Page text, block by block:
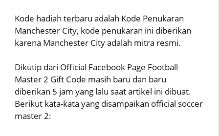
Kode hadiah terbaru adalah Kode Penukaran
Manchester City, kode penukaran ini diberikan
karena Manchester City adalah mitra resmi.
Dikutip dari Official Facebook Page Football
Master 2 Gift Code masih baru dan baru
diberikan 5 jam yang lalu saat artikel ini dibuat.
Berikut kata-kata yang disampaikan official soccer
master 2: